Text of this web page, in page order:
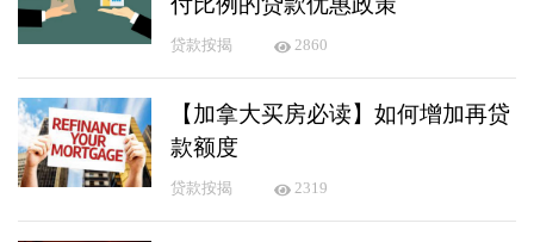
贷款按揭 2860
【加拿大买房必读】如何增加再贷
款额度
贷款按揭 2319